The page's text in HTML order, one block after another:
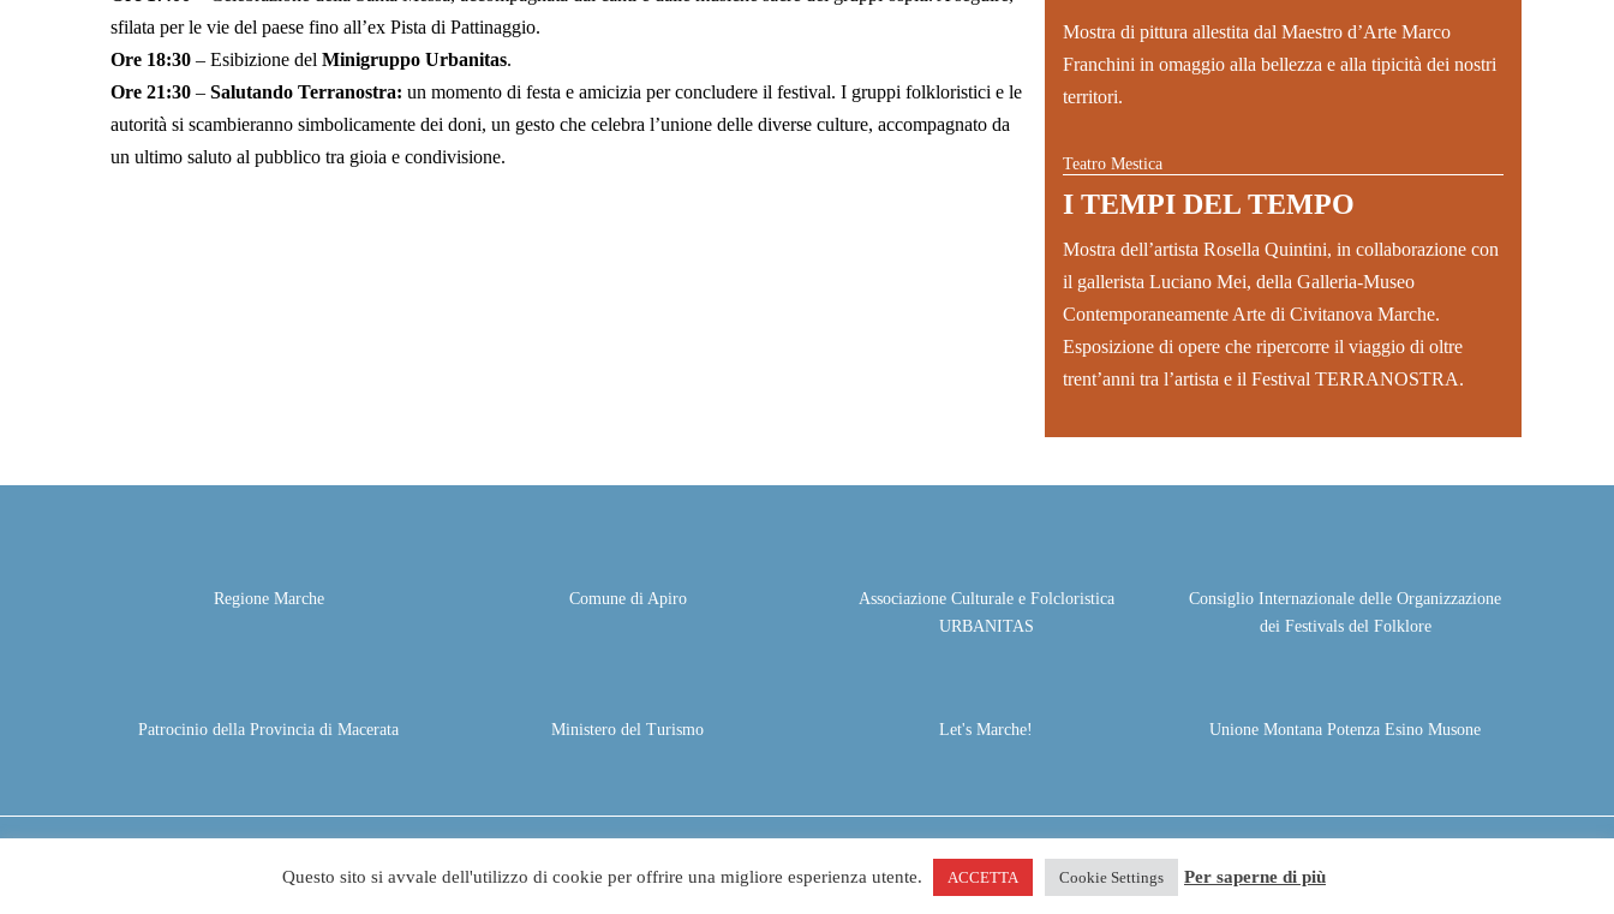
sfilata per le vie del paese fino all’ex Pista di Pattinaggio.
Ore 18:30 – Esibizione del Minigruppo Urbanitas.
Ore 21:30 – Salutando Terranostra: un momento di festa e amicizia per concludere il festival. I gruppi folkloristici e le
autorità si scambieranno simbolicamente dei doni, un gesto che celebra l’unione delle diverse culture, accompagnato da
un ultimo saluto al pubblico tra gioia e condivisione.
Mostra di pittura allestita dal Maestro d’Arte Marco
Franchini in omaggio alla bellezza e alla tipicità dei nostri
territori.
Teatro Mestica
I TEMPI DEL TEMPO
Mostra dell’artista Rosella Quintini, in collaborazione con
il gallerista Luciano Mei, della Galleria-Museo
Contemporaneamente Arte di Civitanova Marche.
Esposizione di opere che ripercorre il viaggio di oltre
trent’anni tra l’artista e il Festival TERRANOSTRA.
Regione Marche Comune di Apiro
Associazione Culturale e Folcloristica
URBANITAS
Consiglio Internazionale delle Organizzazione
dei Festivals del Folklore
Patrocinio della Provincia di Macerata Ministero del Turismo Let's Marche! Unione Montana Potenza Esino Musone
© 2026 - Festival Terranostra - Festival Folclore Apiro | All rights reserved. Project by Life Color Privacy policy
Questo sito si avvale dell'utilizzo di cookie per offrire una migliore esperienza utente. ACCETTA Cookie Settings Per saperne di più